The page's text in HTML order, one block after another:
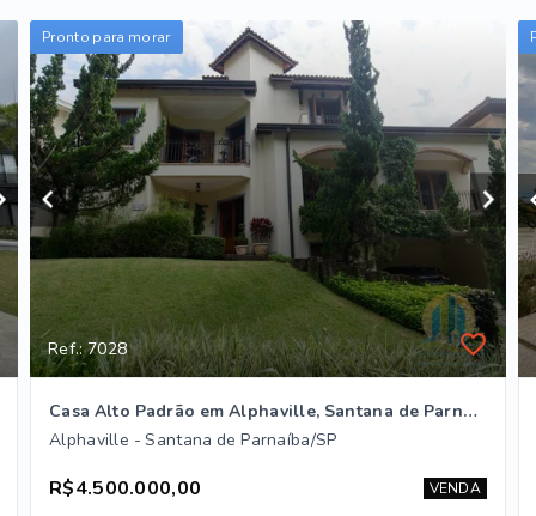
Pronto para morar
Ref.: 7028
Casa Alto Padrão em Alphaville, Santana de Parnaíba/SP
Alphaville - Santana de Parnaíba/SP
R$4.500.000,00 VENDA